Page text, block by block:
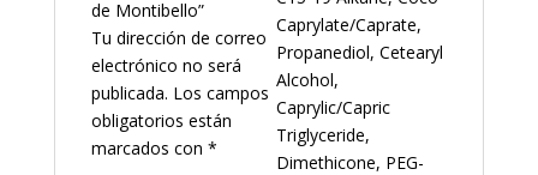
Caprylate/Caprate,
Propanediol, Cetearyl
Alcohol,
Caprylic/Capric
Triglyceride,
Dimethicone, PEG-
de Montibello”
Tu dirección de correo
electrónico no será
publicada. Los campos
obligatorios están
marcados con *